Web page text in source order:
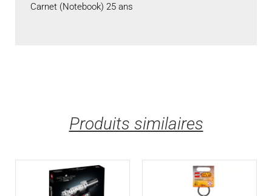
Carnet (Notebook) 25 ans
Produits similaires